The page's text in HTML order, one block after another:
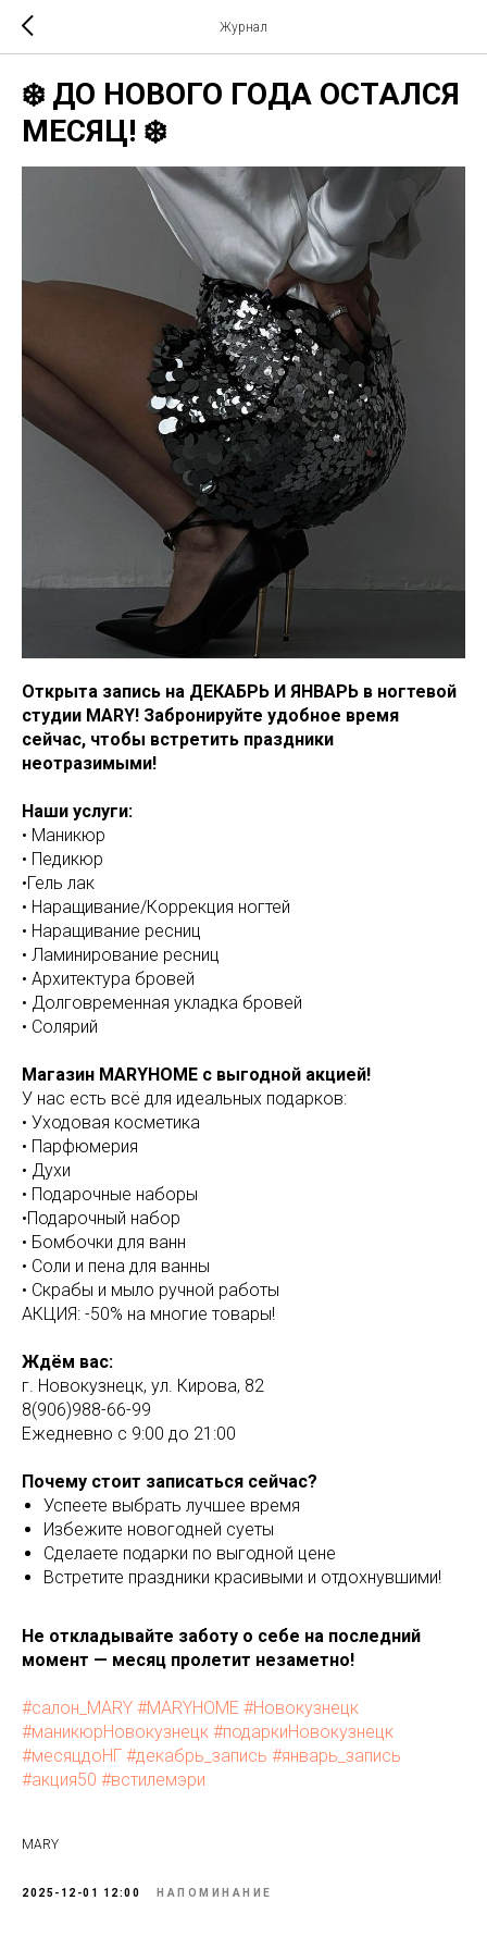
Журнал
❄️ ДО НОВОГО ГОДА ОСТАЛСЯ
МЕСЯЦ! ❄️
Открыта запись на ДЕКАБРЬ И ЯНВАРЬ в ногтевой
студии MARY! Забронируйте удобное время
сейчас, чтобы встретить праздники
неотразимыми!
Наши услуги:
• Маникюр
• Педикюр
•Гель лак
• Наращивание/Коррекция ногтей
• Наращивание ресниц
• Ламинирование ресниц
• Архитектура бровей
• Долговременная укладка бровей
• Солярий
Магазин MARYHOME с выгодной акцией!
У нас есть всё для идеальных подарков:
• Уходовая косметика
• Парфюмерия
• Духи
• Подарочные наборы
•Подарочный набор
• Бомбочки для ванн
• Соли и пена для ванны
• Скрабы и мыло ручной работы
АКЦИЯ: -50% на многие товары!
Ждём вас:
г. Новокузнецк, ул. Кирова, 82
8(906)988-66-99
Ежедневно с 9:00 до 21:00
Почему стоит записаться сейчас?
Успеете выбрать лучшее время
Избежите новогодней суеты
Сделаете подарки по выгодной цене
Встретите праздники красивыми и отдохнувшими!
Не откладывайте заботу о себе на последний
момент — месяц пролетит незаметно!
#салон_MARY #MARYHOME #Новокузнецк
#маникюрНовокузнецк #подаркиНовокузнецк
#месяцдоНГ #декабрь_запись #январь_запись
#акция50 #встилемэри
MARY
2025-12-01 12:00 НАПОМИНАНИЕ